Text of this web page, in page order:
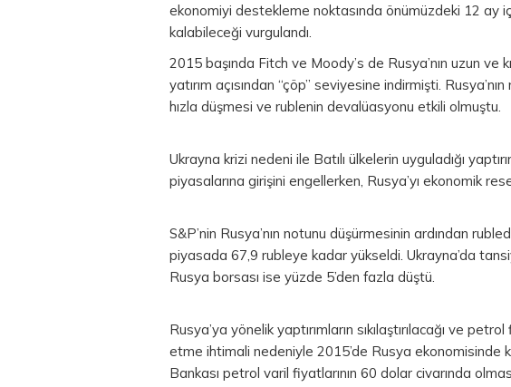
ekonomiyi destekleme noktasında önümüzdeki 12 ay
kalabileceği vurgulandı.
2015 başında Fitch ve Moody’s de Rusya’nın uzun ve
yatırım açısından “çöp” seviyesine indirmişti.
hızla düşmesi ve rublenin devalüasyonu etkili olmuştu.
Ukrayna krizi nedeni ile Batılı ülkelerin uyguladığı
piyasalarına girişini engellerken, Rusya’yı ekonomik
S&P’nin Rusya’nın notunu düşürmesinin ardından
piyasada 67,9 rubleye kadar yükseldi. Ukrayna’da
Rusya borsası ise yüzde 5’den fazla düştü.
Rusya’ya yönelik yaptırımların sıkılaştırılacağı ve
etme ihtimali nedeniyle 2015’de Rusya ekonomisinde
Bankası petrol varil fiyatlarının 60 dolar civarında